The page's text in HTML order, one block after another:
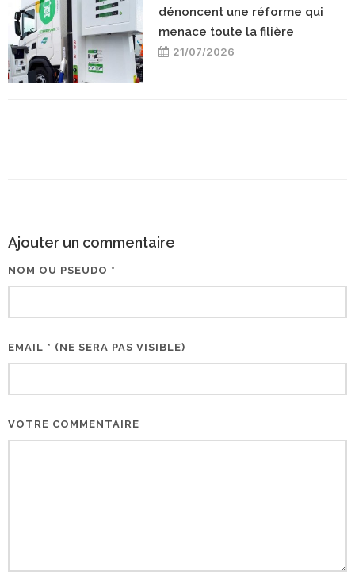
dénoncent une réforme qui
menace toute la filière
21/07/2026
Ajouter un commentaire
NOM OU PSEUDO *
EMAIL * (NE SERA PAS VISIBLE)
VOTRE COMMENTAIRE